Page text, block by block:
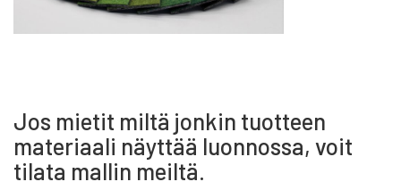
Jos mietit miltä jonkin tuotteen
materiaali näyttää luonnossa, voit
tilata mallin meiltä.